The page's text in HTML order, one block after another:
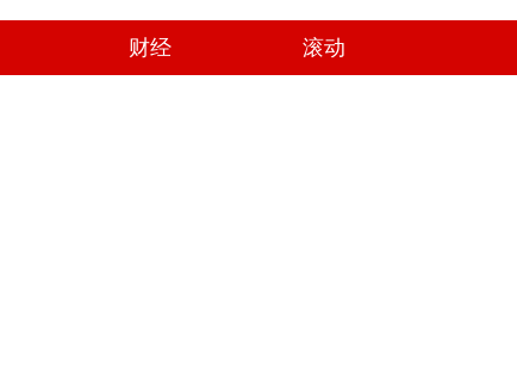
财经 滚动